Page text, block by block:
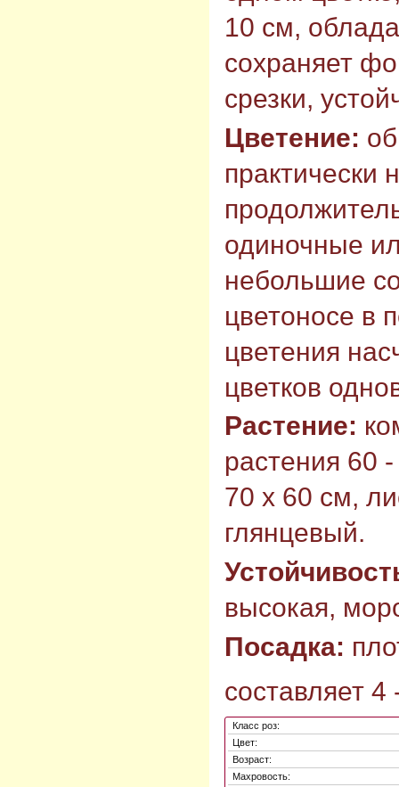
10 см,
сохраняет
срезки,
Цветение:
практически
одиночные
небольшие
цветоносе в
цветения
цветков
Растение:
растения 60
70 х 60 см,
глянцевый.
высокая,
Посадка:
составляет
Класс роз:
Цвет:
Возраст:
Махровость: